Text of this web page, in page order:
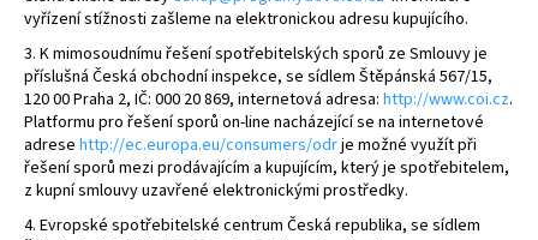
vyřízení stížnosti zašleme na elektronickou adresu kupujícího.
3. K mimosoudnímu řešení spotřebitelských sporů ze Smlouvy je
příslušná Česká obchodní inspekce, se sídlem Štěpánská 567/15,
120 00 Praha 2, IČ: 000 20 869, internetová adresa: http://www.coi.cz.
Platformu pro řešení sporů on-line nacházející se na internetové
adrese http://ec.europa.eu/consumers/odrje možné využít při
řešení sporů mezi prodávajícím a kupujícím, který je spotřebitelem,
z kupní smlouvy uzavřené elektronickými prostředky.
4. Evropské spotřebitelské centrum Česká republika, se sídlem